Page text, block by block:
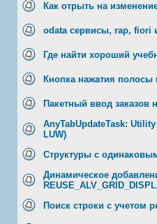
Как отрыть на
odata сервисы, rap, fiori
Где найти хороший
Кнопка нажатия полосы
Пакетный ввод заказов
AnyTabUpdateTask:
LUW)
Структуры с
Динамическое
Поиск строки с учетом